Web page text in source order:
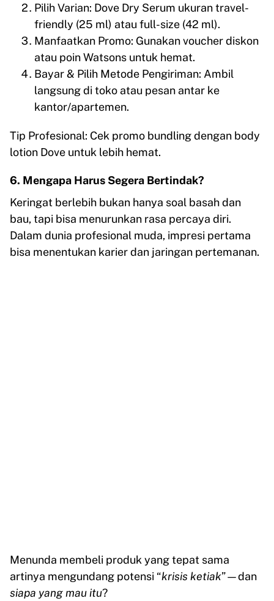
Pilih Varian: Dove Dry Serum ukuran travel-
friendly (25 ml) atau full-size (42 ml).
Manfaatkan Promo: Gunakan voucher diskon
atau poin Watsons untuk hemat.
Bayar & Pilih Metode Pengiriman: Ambil
langsung di toko atau pesan antar ke
kantor/apartemen.
Tip Profesional: Cek promo bundling dengan body
lotion Dove untuk lebih hemat.
6. Mengapa Harus Segera Bertindak?
Keringat berlebih bukan hanya soal basah dan
bau, tapi bisa menurunkan rasa percaya diri.
Dalam dunia profesional muda, impresi pertama
bisa menentukan karier dan jaringan pertemanan.
Menunda membeli produk yang tepat sama
artinya mengundang potensi “krisis ketiak”—dan
siapa yang mau itu?